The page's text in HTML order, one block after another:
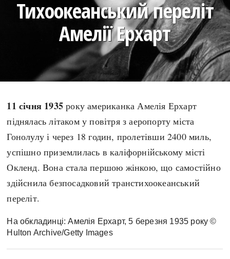
search
СЬОГОДНІ
ПРАВИЛА ЖИТТЯ
ВИ (НЕ) ЗНАЛИ
ПОДКАСТИ
КАРТИ
ІНФОГРАФІКА
ПРЯМА МОВА
МОЯ ІСТОРІЯ
Авіація і космонавтика
Княжа доба
Тихоокеанський переліт
Амелії Ерхарт
11 січня 1935 року американка Амелія Ерхарт
піднялась літаком у повітря з аеропорту міста
Гонолулу і через 18 годин, пролетівши 2400 миль,
успішно приземлилась в каліфорнійському місті
Окленд. Вона стала першою жінкою, що самостійно
здійснила безпосадковий транстихоокеанський
переліт.
На обкладинці: Амелія Ерхарт, 5 березня 1935 року ©
Hulton Archive/Getty Images